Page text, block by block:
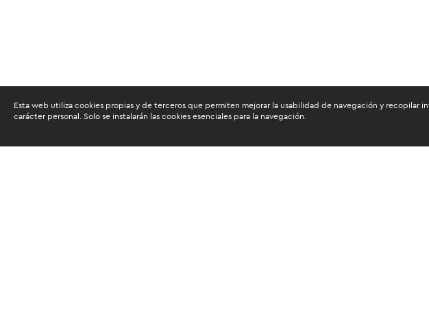
Esta web utiliza cookies propias y de terceros que permiten mejorar la usabilidad de navegación y recopilar
carácter personal. Solo se instalarán las cookies esenciales para la navegación.